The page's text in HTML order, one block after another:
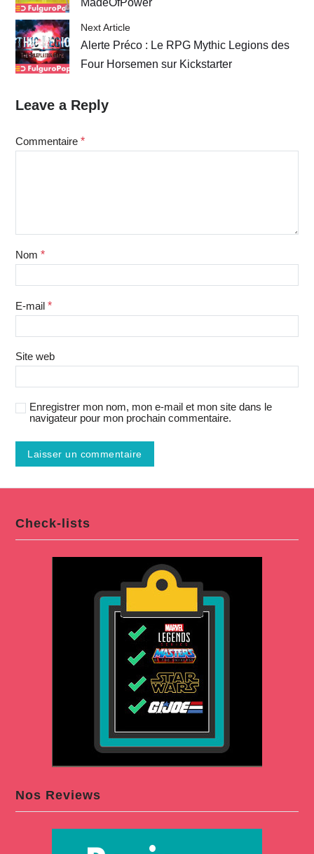
MadeOfPower
Next Article
Alerte Préco : Le RPG Mythic Legions des
Four Horsemen sur Kickstarter
Leave a Reply
Commentaire *
Nom *
E-mail *
Site web
Enregistrer mon nom, mon e-mail et mon site dans le
navigateur pour mon prochain commentaire.
Check-lists
Nos Reviews